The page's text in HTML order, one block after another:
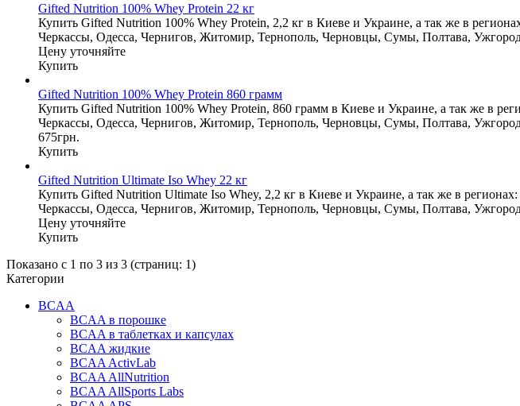
Gifted Nutrition 100% Whey Protein 22 кг
Купить Gifted Nutrition 100% Whey Protein, 2,2 кг в Киеве и Украине, а так же в
Черкассы, Одесса, Чернигов, Житомир, Тернополь, Черновцы, Сумы, Полтава,
Цену уточняйте
Купить
Gifted Nutrition 100% Whey Protein 860 грамм
Купить Gifted Nutrition 100% Whey Protein, 860 грамм в Киеве и Украине, а так же в
Черкассы, Одесса, Чернигов, Житомир, Тернополь, Черновцы, Сумы, Полтава,
675грн.
Купить
Gifted Nutrition Ultimate Iso Whey 22 кг
Купить Gifted Nutrition Ultimate Iso Whey, 2,2 кг в Киеве и Украине, а так же в
Черкассы, Одесса, Чернигов, Житомир, Тернополь, Черновцы, Сумы, Полтава,
Цену уточняйте
Купить
Показано с 1 по 3 из 3 (страниц: 1)
Категории
BCAA
BCAA в порошке
BCAA в таблетках и капсулах
BCAA жидкие
BCAA ActivLab
BCAA AllNutrition
BCAA AllSports Labs